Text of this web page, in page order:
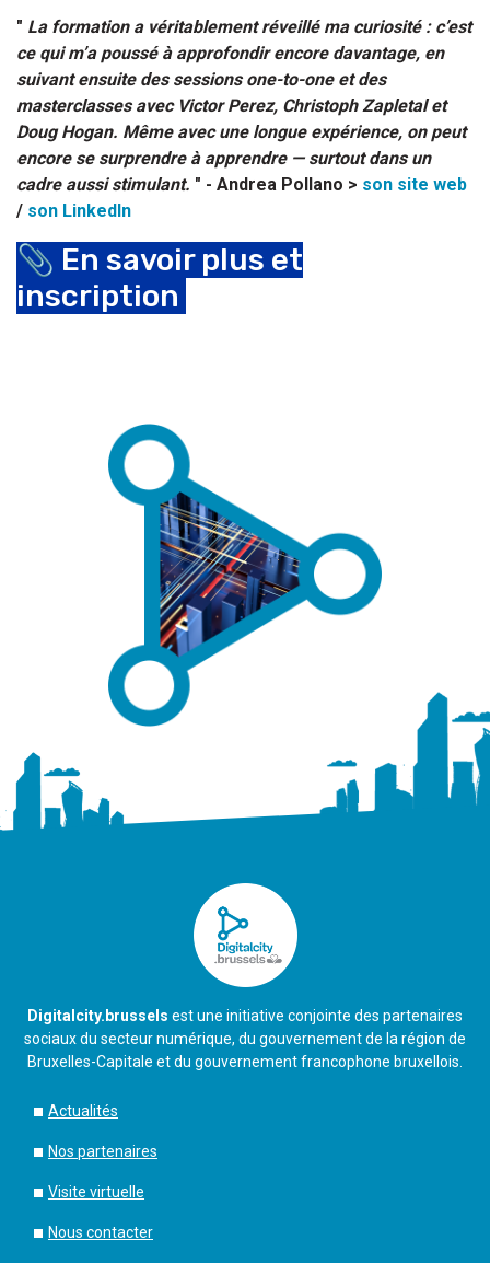
" La formation a véritablement réveillé ma curiosité : c’est
ce qui m’a poussé à approfondir encore davantage, en
suivant ensuite des sessions one-to-one et des
masterclasses avec Victor Perez, Christoph Zapletal et
Doug Hogan. Même avec une longue expérience, on peut
encore se surprendre à apprendre — surtout dans un
cadre aussi stimulant. " - Andrea Pollano > son site web
/ son LinkedIn
📎 En savoir plus et
inscription
Digitalcity.brussels est une initiative conjointe des partenaires
sociaux du secteur numérique, du gouvernement de la région de
Bruxelles-Capitale et du gouvernement francophone bruxellois.
Actualités
Nos partenaires
Visite virtuelle
Nous contacter